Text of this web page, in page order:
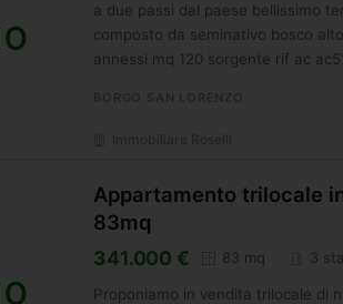
a due passi dal paese bellissimo
composto da seminativo bosco
annessi mq 120 sorgente rif ac
Appartamento trilocale
83mq
341.000 € 83 mq 3
Proponiamo in vendita trilocale di